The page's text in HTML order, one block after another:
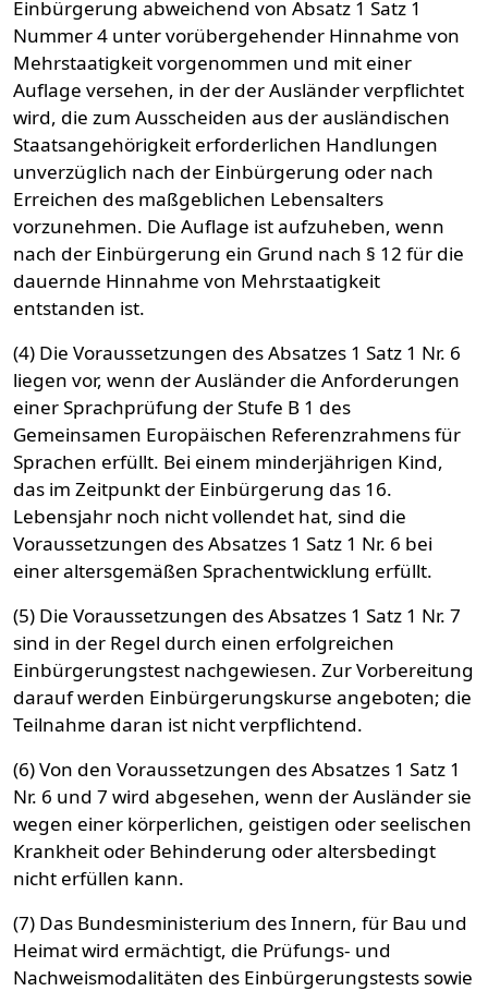
Einbürgerung abweichend von Absatz 1 Satz 1
Nummer 4 unter vorübergehender Hinnahme von
Mehrstaatigkeit vorgenommen und mit einer
Auflage versehen, in der der Ausländer verpflichtet
wird, die zum Ausscheiden aus der ausländischen
Staatsangehörigkeit erforderlichen Handlungen
unverzüglich nach der Einbürgerung oder nach
Erreichen des maßgeblichen Lebensalters
vorzunehmen. Die Auflage ist aufzuheben, wenn
nach der Einbürgerung ein Grund nach § 12 für die
dauernde Hinnahme von Mehrstaatigkeit
entstanden ist.
(4) Die Voraussetzungen des Absatzes 1 Satz 1 Nr. 6
liegen vor, wenn der Ausländer die Anforderungen
einer Sprachprüfung der Stufe B 1 des
Gemeinsamen Europäischen Referenzrahmens für
Sprachen erfüllt. Bei einem minderjährigen Kind,
das im Zeitpunkt der Einbürgerung das 16.
Lebensjahr noch nicht vollendet hat, sind die
Voraussetzungen des Absatzes 1 Satz 1 Nr. 6 bei
einer altersgemäßen Sprachentwicklung erfüllt.
(5) Die Voraussetzungen des Absatzes 1 Satz 1 Nr. 7
sind in der Regel durch einen erfolgreichen
Einbürgerungstest nachgewiesen. Zur Vorbereitung
darauf werden Einbürgerungskurse angeboten; die
Teilnahme daran ist nicht verpflichtend.
(6) Von den Voraussetzungen des Absatzes 1 Satz 1
Nr. 6 und 7 wird abgesehen, wenn der Ausländer sie
wegen einer körperlichen, geistigen oder seelischen
Krankheit oder Behinderung oder altersbedingt
nicht erfüllen kann.
(7) Das Bundesministerium des Innern, für Bau und
Heimat wird ermächtigt, die Prüfungs- und
Nachweismodalitäten des Einbürgerungstests sowie